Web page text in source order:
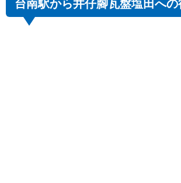
台南駅から井仔腳瓦盤塩田へ